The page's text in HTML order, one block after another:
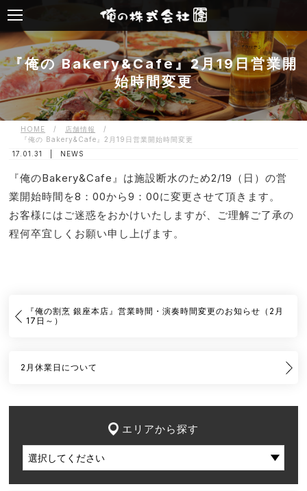
『俺の Bakery&Cafe』2月19日営業開
始時間変更
HOME / 店舗情報
/
『俺の Bakery&Cafe』2月19日営業開始時間変更
17.01.31 |
NEWS
『俺のBakery&Cafe』は施設断水のため2/19（日）の営
業開始時間を8：00から9：00に変更させて頂きます。
お客様にはご迷惑をおかけいたしますが、ご理解ご了承の
程何卒宜しくお願い申し上げます。
『俺の割烹 銀座本店』営業時間・演奏時間変更のお知らせ（2月
17日～）
2月休業日について
エリアから探す